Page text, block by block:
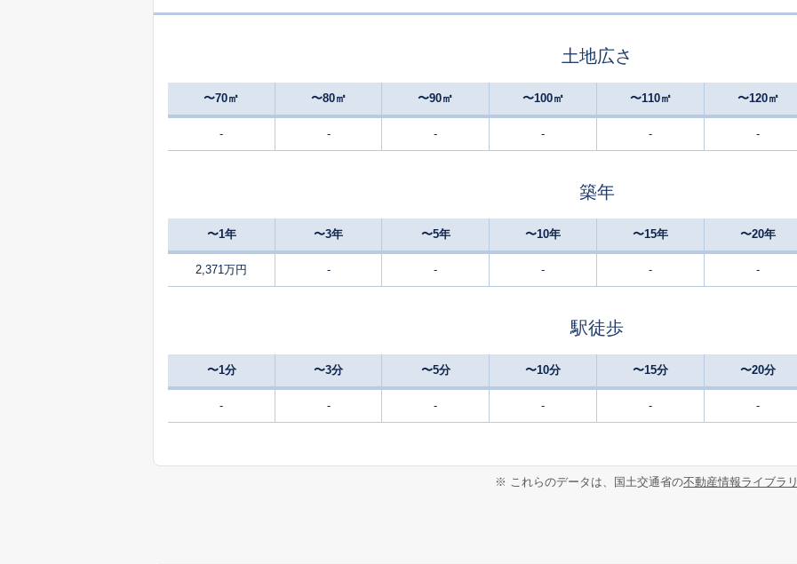
土地広さ
〜70㎡ 〜80㎡ 〜90㎡ 〜100㎡ 〜110㎡ 〜120㎡
- - - - - -
築年
〜1年 〜3年 〜5年 〜10年 〜15年 〜20年
2,371万円 - - - - -
駅徒歩
〜1分 〜3分 〜5分 〜10分 〜15分 〜20分
- - - - - -
※ これらのデータは、国土交通省の不動産情報ライブラリ